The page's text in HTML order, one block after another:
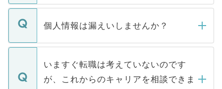
ません。
■応募殺到を避けるため 人気のある医療機
関を公にしてしまうと、応募が殺到する場
に、医療機関が求める条件に合った人材の
みを人材紹介会社に依頼するケースが増え
転職・入職を強要することは一切ありませ
ん。また、仮に応募先から内定をいただい
定を承諾する必要はありません。内定先へ
の辞退の連絡はキャリアパートナーが行い
個人情報は漏えいしませんか？
個人情報が漏えいすることはありませんの
で、ご安心ください。当サイトからの登録
などで収集したご登録者様の個人情報は、
ご本人のキャリアアップおよび転職活動の
いますぐ転職は考えていないのです
が、これからのキャリアを相談できま